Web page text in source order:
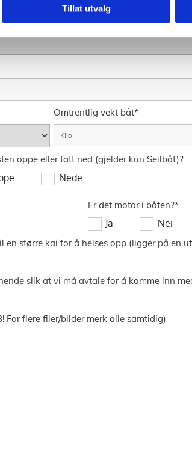
Tillat utvalg
Omtrentlig vekt båt*
oppe eller tatt ned (gjelder kun Seilbåt)?
Nede
Er det motor i båten?*
Ja Nei
større kai for å heises opp (ligger på en
slik at vi må avtale for å komme inn
For flere filer/bilder merk alle samtidig)